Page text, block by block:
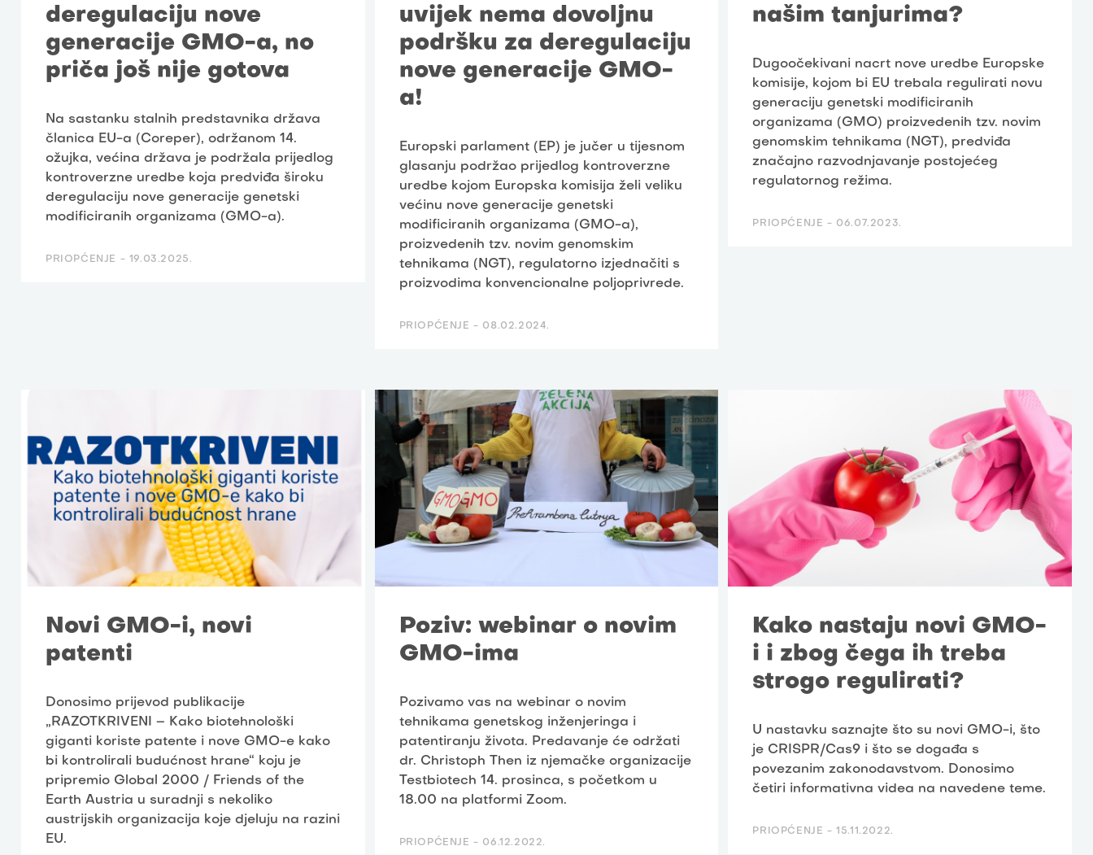
deregulaciju nove
generacije GMO-a, no
priča još nije gotova
Na sastanku stalnih predstavnika država
članica EU-a (Coreper), održanom 14.
ožujka, većina država je podržala prijedlog
kontroverzne uredbe koja predviđa široku
deregulaciju nove generacije genetski
modificiranih organizama (GMO-a).
PRIOPĆENJE - 19.03.2025.
uvijek nema dovoljnu
podršku za deregulaciju
nove generacije GMO-
a!
Europski parlament (EP) je jučer u tijesnom
glasanju podržao prijedlog kontroverzne
uredbe kojom Europska komisija želi veliku
većinu nove generacije genetski
modificiranih organizama (GMO-a),
proizvedenih tzv. novim genomskim
tehnikama (NGT), regulatorno izjednačiti s
proizvodima konvencionalne poljoprivrede.
PRIOPĆENJE - 08.02.2024.
našim tanjurima?
Dugoočekivani nacrt nove uredbe Europske
komisije, kojom bi EU trebala regulirati novu
generaciju genetski modificiranih
organizama (GMO) proizvedenih tzv. novim
genomskim tehnikama (NGT), predviđa
značajno razvodnjavanje postojećeg
regulatornog režima.
PRIOPĆENJE - 06.07.2023.
Novi GMO-i, novi
patenti
Donosimo prijevod publikacije
„RAZOTKRIVENI – Kako biotehnološki
giganti koriste patente i nove GMO-e kako
bi kontrolirali budućnost hrane“ koju je
pripremio Global 2000 / Friends of the
Earth Austria u suradnji s nekoliko
austrijskih organizacija koje djeluju na razini
EU.
Poziv: webinar o novim
GMO-ima
Pozivamo vas na webinar o novim
tehnikama genetskog inženjeringa i
patentiranju života. Predavanje će održati
dr. Christoph Then iz njemačke organizacije
Testbiotech 14. prosinca, s početkom u
18.00 na platformi Zoom.
PRIOPĆENJE - 06.12.2022.
Kako nastaju novi GMO-
i i zbog čega ih treba
strogo regulirati?
U nastavku saznajte što su novi GMO-i, što
je CRISPR/Cas9 i što se događa s
povezanim zakonodavstvom. Donosimo
četiri informativna videa na navedene teme.
PRIOPĆENJE -15.11.2022.